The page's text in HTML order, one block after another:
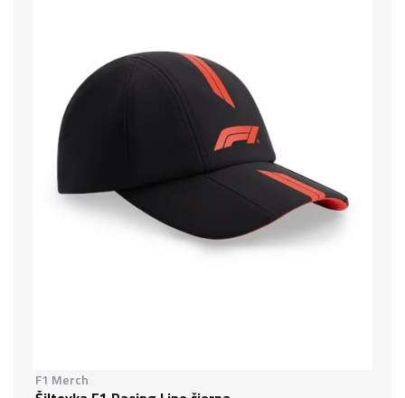
F1 Merch